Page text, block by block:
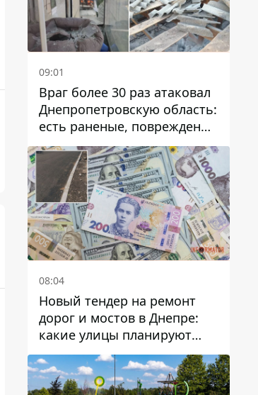
09:01
Враг более 30 раз атаковал
Днепропетровскую область:
есть раненые, повреждены
лицей, дома и предприятия
08:04
Новый тендер на ремонт
дорог и мостов в Днепре:
какие улицы планируют
обновить и сколько
десятков миллионов гривен
на это хотят потратить